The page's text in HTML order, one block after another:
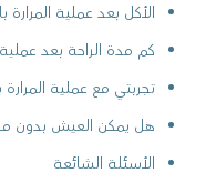
الأكل بعد عملية المرارة
كم مدة الراحة بعد عملية
تجربتي مع عملية المرارة
هل يمكن العيش بدون
الأسئلة الشائعة